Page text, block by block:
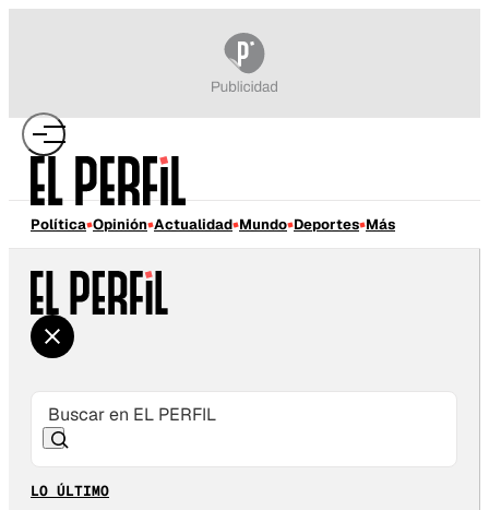
Política Opinión Actualidad Mundo Deportes Más
LO ÚLTIMO